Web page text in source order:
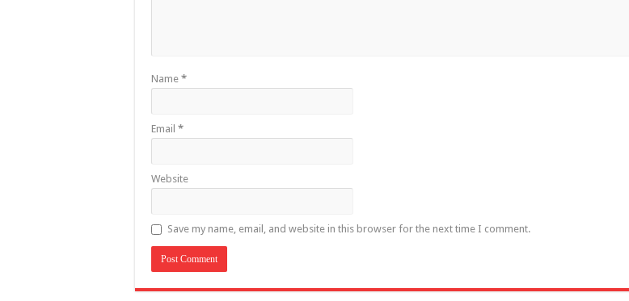
Name *
Email *
Website
Save my name, email, and website in this browser for the next time I comment.